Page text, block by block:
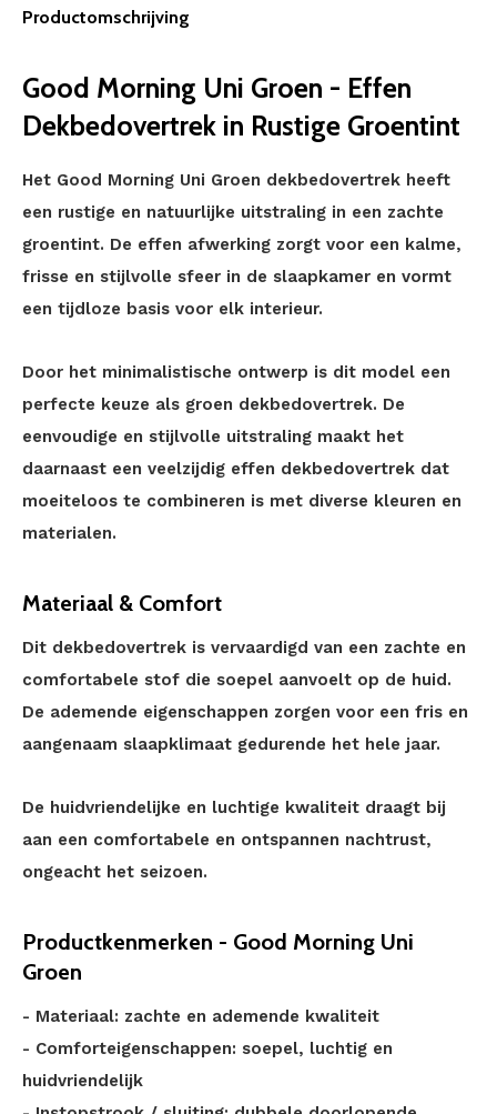
Productomschrijving
Good Morning Uni Groen - Effen
Dekbedovertrek in Rustige Groentint
Het Good Morning Uni Groen dekbedovertrek heeft
een rustige en natuurlijke uitstraling in een zachte
groentint. De effen afwerking zorgt voor een kalme,
frisse en stijlvolle sfeer in de slaapkamer en vormt
een tijdloze basis voor elk interieur.
Door het minimalistische ontwerp is dit model een
perfecte keuze als groen dekbedovertrek. De
eenvoudige en stijlvolle uitstraling maakt het
daarnaast een veelzijdig effen dekbedovertrek dat
moeiteloos te combineren is met diverse kleuren en
materialen.
Materiaal & Comfort
Dit dekbedovertrek is vervaardigd van een zachte en
comfortabele stof die soepel aanvoelt op de huid.
De ademende eigenschappen zorgen voor een fris en
aangenaam slaapklimaat gedurende het hele jaar.
De huidvriendelijke en luchtige kwaliteit draagt bij
aan een comfortabele en ontspannen nachtrust,
ongeacht het seizoen.
Productkenmerken - Good Morning Uni
Groen
- Materiaal: zachte en ademende kwaliteit
- Comforteigenschappen: soepel, luchtig en
huidvriendelijk